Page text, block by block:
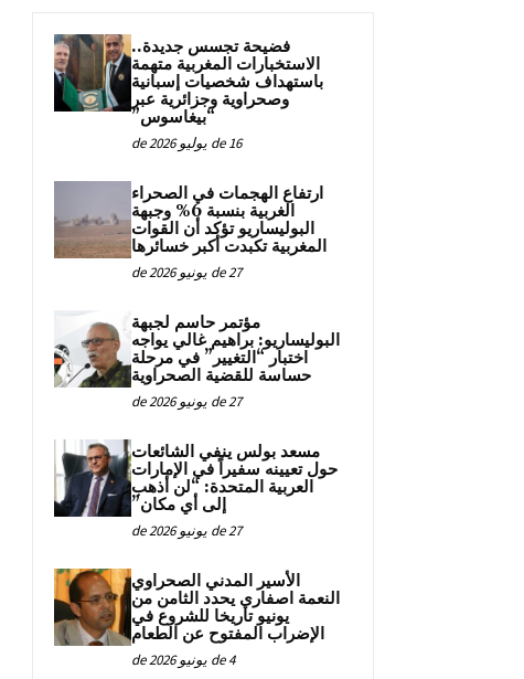
فضيحة تجسس جديدة..
الاستخبارات المغربية متهمة
باستهداف شخصيات إسبانية
وصحراوية وجزائرية عبر
“بيغاسوس”
16 de يوليو de 2026
ارتفاع الهجمات في الصحراء
الغربية بنسبة 6% وجبهة
البوليساريو تؤكد أن القوات
المغربية تكبدت أكبر خسائرها
27 de يونيو de 2026
مؤتمر حاسم لجبهة
البوليساريو: براهيم غالي يواجه
اختبار “التغيير” في مرحلة
حساسة للقضية الصحراوية
27 de يونيو de 2026
مسعد بولس ينفي الشائعات
حول تعيينه سفيراً في الإمارات
العربية المتحدة: “لن أذهب
إلى أي مكان”
27 de يونيو de 2026
الأسير المدني الصحراوي
النعمة اصفاري يحدد الثامن من
يونيو تاريخا للشروع في
الإضراب المفتوح عن الطعام
4 de يونيو de 2026